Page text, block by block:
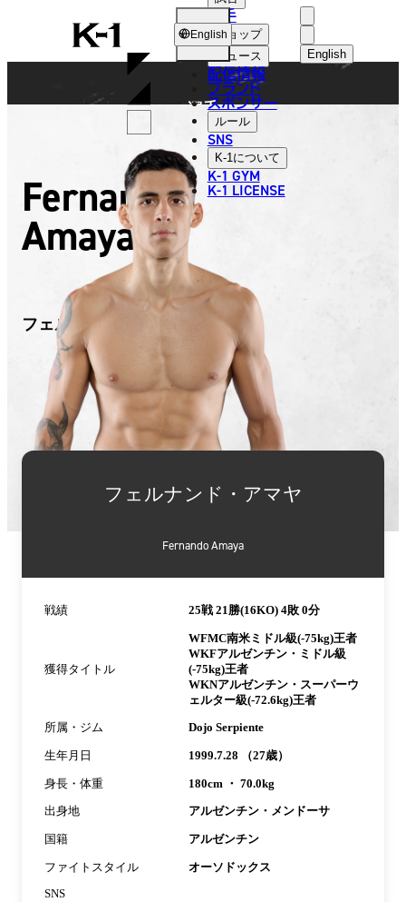
K-
1
English
選手
ショップ
ニュース
配信情報
ブランド
スポンサー
ルール
SNS
K-1について
K-1 GYM
K-1 LICENSE
English
FIGHTER
選手
Fernando
Amaya
フェルナンド・アマヤ
フェルナンド・アマヤ
Fernando Amaya
戦績 25戦 21勝(16KO) 4敗 0分
獲得タイトル
WFMC南米ミドル級(-75kg)王者
WKFアルゼンチン・ミドル級
(-75kg)王者
WKNアルゼンチン・スーパーウ
ェルター級(-72.6kg)王者
所属・ジム Dojo Serpiente
生年月日 1999.7.28 （27歳）
身長・体重 180cm ・ 70.0kg
出身地 アルゼンチン・メンドーサ
国籍 アルゼンチン
ファイトスタイル オーソドックス
SNS